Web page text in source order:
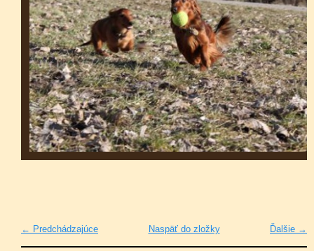
← Predchádzajúce Ďalšie →
Naspäť do zložky